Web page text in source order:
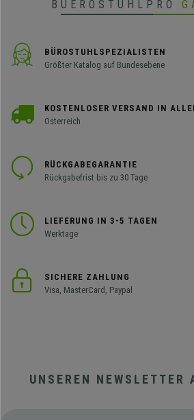
BUEROSTUHLPRO
BÜROSTUHLSPEZIALISTEN
Größter Katalog auf Bundesebene
KOSTENLOSER VERSAND IN
Österreich
RÜCKGABEGARANTIE
Rückgabefrist bis zu 30 Tage
LIEFERUNG IN 3-5 TAGEN
Werktage
SICHERE ZAHLUNG
Visa, MasterCard, Paypal
UNSEREN NEWSLETTER